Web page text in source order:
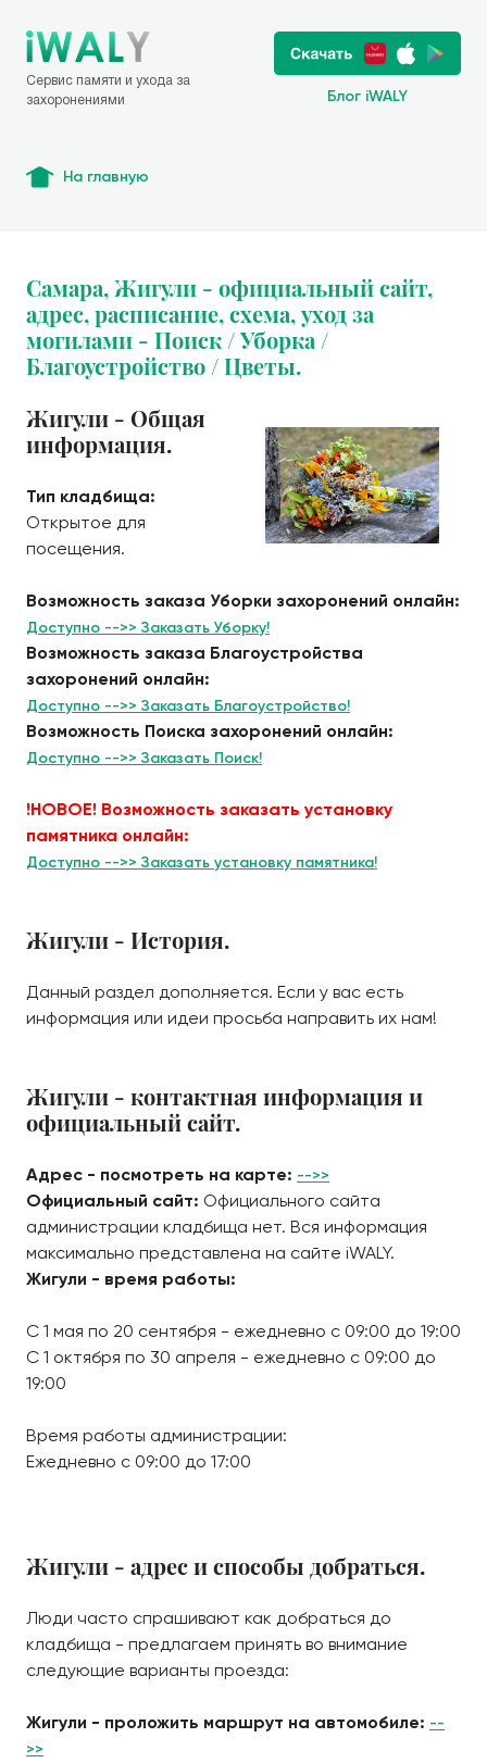
Сервис памяти и ухода за
захоронениями
Блог iWALY
На главную
Самара, Жигули - официальный сайт,
адрес, расписание, схема, уход за
могилами - Поиск / Уборка /
Благоустройство / Цветы.
Жигули - Общая
информация.
Тип кладбища:
Открытое для
посещения.
Возможность заказа Уборки захоронений онлайн:
Доступно -->> Заказать Уборку!
Возможность заказа Благоустройства
захоронений онлайн:
Доступно -->> Заказать Благоустройство!
Возможность Поиска захоронений онлайн:
Доступно -->> Заказать Поиск!
!НОВОЕ! Возможность заказать установку
памятника онлайн:
Доступно -->> Заказать установку памятника!
Жигули - История.
Данный раздел дополняется. Если у вас есть
информация или идеи просьба направить их нам!
Жигули - контактная информация и
официальный сайт.
Адрес - посмотреть на карте: -->>
Официальный сайт: Официального сайта
администрации кладбища нет. Вся информация
максимально представлена на сайте iWALY.
Жигули - время работы:
С 1 мая по 20 сентября - ежедневно с 09:00 до 19:00
С 1 октября по 30 апреля - ежедневно с 09:00 до
19:00
Время работы администрации:
Ежедневно с 09:00 до 17:00
Жигули - адрес и способы добраться.
Люди часто спрашивают как добраться до
кладбища - предлагаем принять во внимание
следующие варианты проезда:
Жигули - проложить маршрут на автомобиле: --
>>